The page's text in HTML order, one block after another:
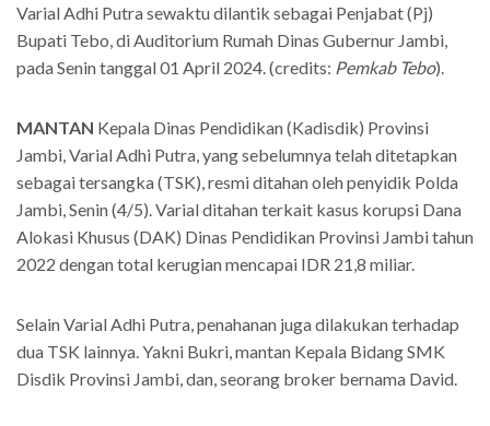
Varial Adhi Putra sewaktu dilantik sebagai Penjabat (Pj)
Bupati Tebo, di Auditorium Rumah Dinas Gubernur Jambi,
pada Senin tanggal 01 April 2024. (credits: Pemkab Tebo).
MANTAN Kepala Dinas Pendidikan (Kadisdik) Provinsi
Jambi, Varial Adhi Putra, yang sebelumnya telah ditetapkan
sebagai tersangka (TSK), resmi ditahan oleh penyidik Polda
Jambi, Senin (4/5). Varial ditahan terkait kasus korupsi Dana
Alokasi Khusus (DAK) Dinas Pendidikan Provinsi Jambi tahun
2022 dengan total kerugian mencapai IDR 21,8 miliar.
Selain Varial Adhi Putra, penahanan juga dilakukan terhadap
dua TSK lainnya. Yakni Bukri, mantan Kepala Bidang SMK
Disdik Provinsi Jambi, dan, seorang broker bernama David.